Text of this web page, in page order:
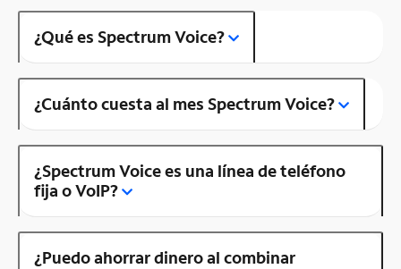
¿Qué es Spectrum Voice?
¿Cuánto cuesta al mes Spectrum Voice?
¿Spectrum Voice es una línea de teléfono
fija o VoIP?
¿Puedo ahorrar dinero al combinar